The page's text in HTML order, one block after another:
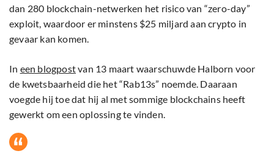
dan 280 blockchain-netwerken het risico van “zero-day”
exploit, waardoor er minstens $25 miljard aan crypto in
gevaar kan komen.
In een blogpostvan 13 maart waarschuwde Halborn voor
de kwetsbaarheid die het “Rab13s” noemde. Daaraan
voegde hij toe dat hij al met sommige blockchains heeft
gewerkt om een oplossing te vinden.